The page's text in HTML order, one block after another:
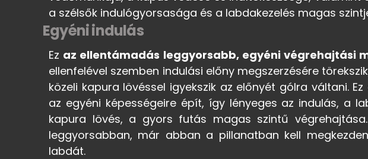
a szélsők indulógyorsasága és a labdakezelés magas
Egyéni indulás
Ez az ellentámadás leggyorsabb, egyéni végrehajtási
ellenfelével szemben indulási előny megszerzésére
közeli kapura lövéssel igyekszik az előnyét gólra váltani.
az egyéni képességeire épít, így lényeges az indulás, a
kapura lövés, a gyors futás magas szintű
leggyorsabban, már abban a pillanatban kell
labdát.